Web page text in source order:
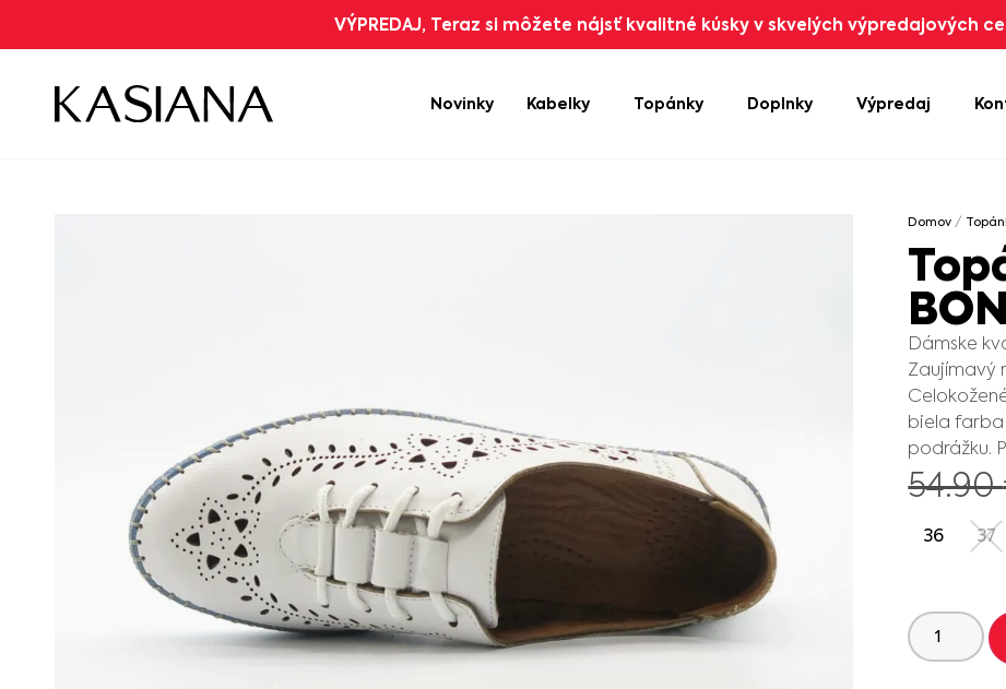
VÝPREDAJ, Teraz si môžete nájsť kvalitné kúsky v skvelých výpredajových
Novinky Kabelky Topánky Doplnky Výpredaj
Domov /
Dámske
Zaujímavý
biela farba
podrážku.
54.90
36 37